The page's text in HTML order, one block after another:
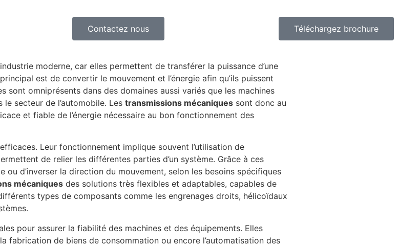
Contactez nous Téléchargez brochure
moderne, car elles permettent de transférer la puissance d’une
est de convertir le mouvement et l’énergie afin qu’ils puissent
omniprésents dans des domaines aussi variés que les machines
secteur de l’automobile. Les transmissions mécaniques sont donc au
et fiable de l’énergie nécessaire au bon fonctionnement des
Leur fonctionnement implique souvent l’utilisation de
de relier les différentes parties d’un système. Grâce à ces
d’inverser la direction du mouvement, selon les besoins spécifiques
mécaniques des solutions très flexibles et adaptables, capables de
types de composants comme les engrenages droits, hélicoïdaux
pour assurer la fiabilité des machines et des équipements. Elles
fabrication de biens de consommation ou encore l’automatisation des